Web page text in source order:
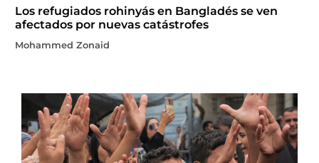
Los refugiados rohinyás en Bangladés se ven
afectados por nuevas catástrofes
Mohammed Zonaid